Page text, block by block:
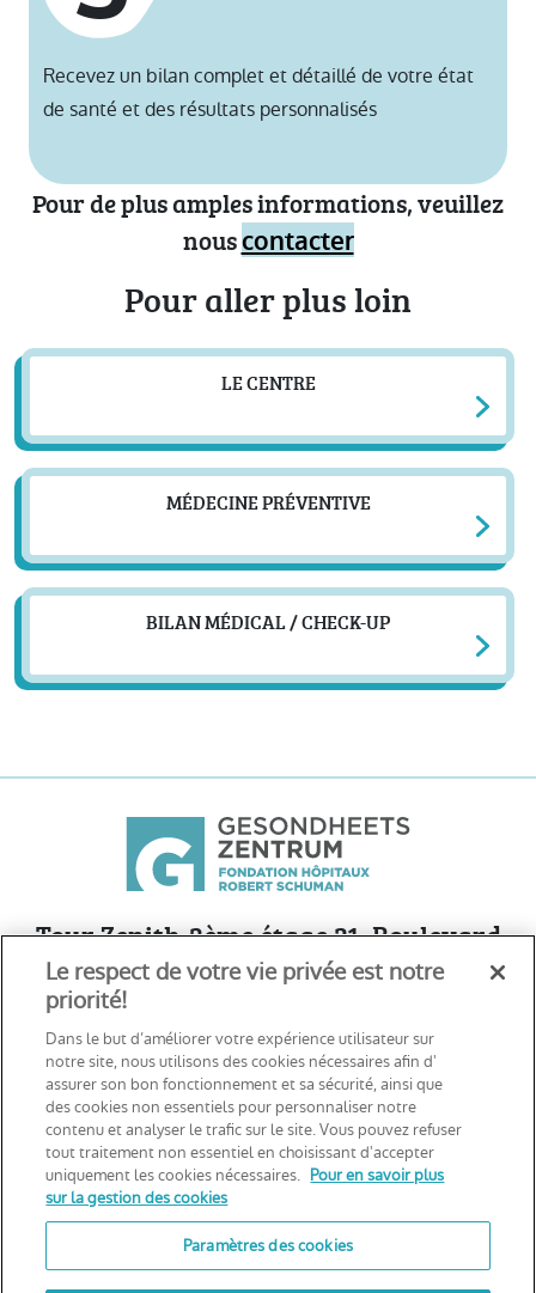
Recevez un bilan complet et détaillé de votre état
de santé et des résultats personnalisés
Pour de plus amples informations, veuillez
nouscontacter
Pour aller plus loin
LE CENTRE
MÉDECINE PRÉVENTIVE
BILAN MÉDICAL / CHECK-UP
Tour Zenith-3ème étage 21, Boulevard
Friedrich Wilhelm Raiffeisen
L-2411 Luxembourg - Cloche d’Or
Voir sur Google Maps
Déclaration d’accessibilité
Politique de cookies
Politique de confidentialité
Mentions légales
Le respect de votre vie privée est notre
priorité!
Dans le but d’améliorer votre expérience utilisateur sur
notre site, nous utilisons des cookies nécessaires afin d'
assurer son bon fonctionnement et sa sécurité, ainsi que
des cookies non essentiels pour personnaliser notre
contenu et analyser le trafic sur le site. Vous pouvez refuser
tout traitement non essentiel en choisissant d'accepter
uniquement les cookies nécessaires. Pour en savoir plus
sur la gestion des cookies
Paramètres des cookies